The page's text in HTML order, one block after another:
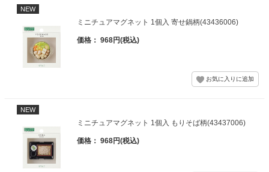
NEW
ミニチュアマグネット 1個入 寄せ鍋柄(43436006)
価格： 968円(税込)
NEW
ミニチュアマグネット 1個入 もりそば柄(43437006)
価格： 968円(税込)